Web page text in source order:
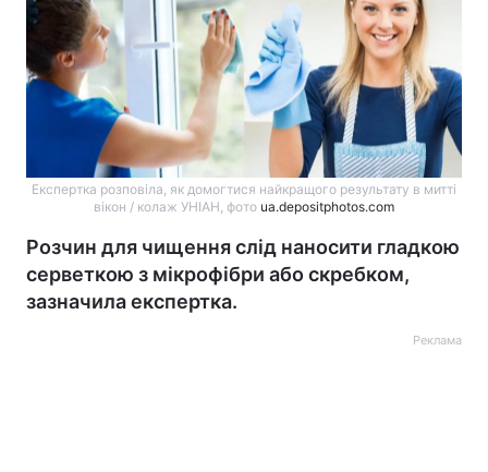
Експертка розповіла, як домогтися найкращого результату в митті
вікон / колаж УНІАН, фото ua.depositphotos.com
Розчин для чищення слід наносити гладкою
серветкою з мікрофібри або скребком,
зазначила експертка.
Реклама